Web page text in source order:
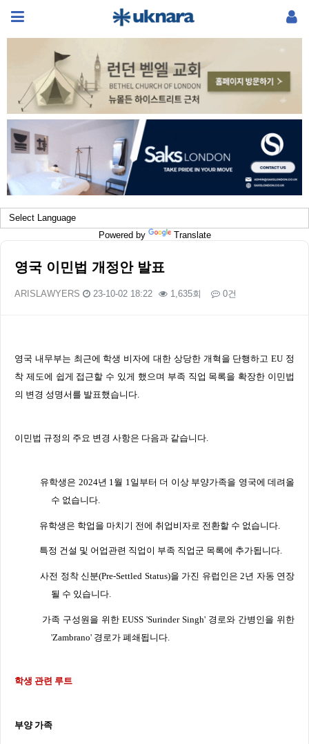
Powered by Translate
영국 이민법 개정안 발표
ARISLAWYERS 23-10-02 18:22 1,635회 0건
영국 내무부는 최근에 학생 비자에 대한 상당한 개혁을 단행하고 EU 정
착 제도에 쉽게 접근할 수 있게 했으며 부족 직업 목록을 확장한 이민법
의 변경 성명서를 발표했습니다
이민법 규정의 주요 변경 사항은 다음과 같습니다.
유학생은 2024년 1월 1일부터 더 이상 부양가족을 영국에 데려올
수 없습니다.
유학생은 학업을 마치기 전에 취업비자로 전환할 수 없습니다.
특정 건설 및 어업관련 직업이 부족 직업군 목록에 추가됩니다.
사전 정착 신분(Pre-Settled Status)을 가진 유럽인은 2년 자동 연장
될 수 있습니다.
가족 구성원을 위한EUSS 'Surinder Singh' 경로와 간병인을 위한
'Zambrano' 경로가 폐쇄됩니다
학생 관련 루트
부양 가족